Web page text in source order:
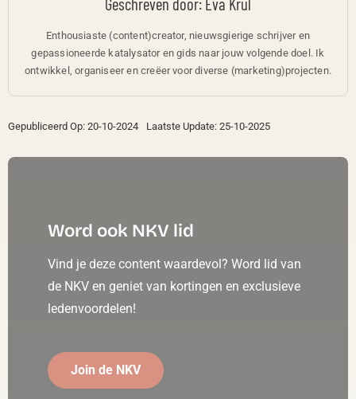
Enthousiaste (content)creator, nieuwsgierige schrijver en
gepassioneerde katalysator en gids naar jouw volgende doel. Ik
ontwikkel, organiseer en creëer voor diverse (marketing)projecten.
Gepubliceerd Op: 20-10-2024 Laatste Update: 25-10-2025
Word ook NKV lid
Vind je deze content waardevol? Word lid van
de NKV en geniet van kortingen en exclusieve
ledenvoordelen!
Join de NKV